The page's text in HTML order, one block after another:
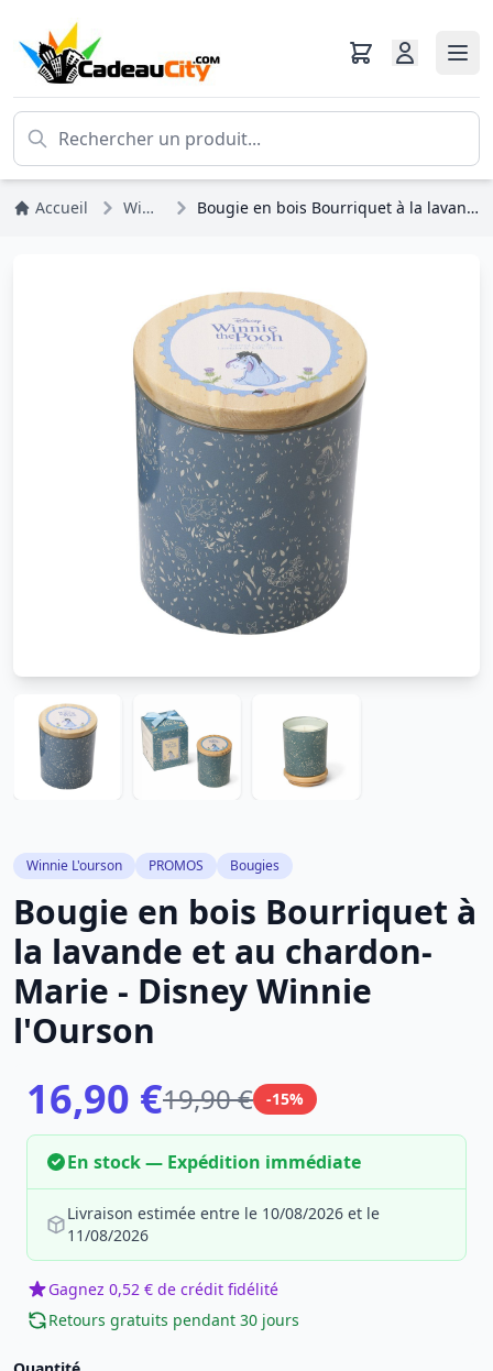
Accueil Winnie L'ourson Bougie en bois Bourriquet à la lavande et au chardon-Marie - Disney Winnie l'Ourson
Winnie L'ourson PROMOS Bougies
Bougie en bois Bourriquet à
la lavande et au chardon-
Marie - Disney Winnie
l'Ourson
16,90 €19,90 € -15%
En stock — Expédition immédiate
Livraison estimée entre le 10/08/2026 et le
11/08/2026
Gagnez 0,52 € de crédit fidélité
Retours gratuits pendant 30 jours